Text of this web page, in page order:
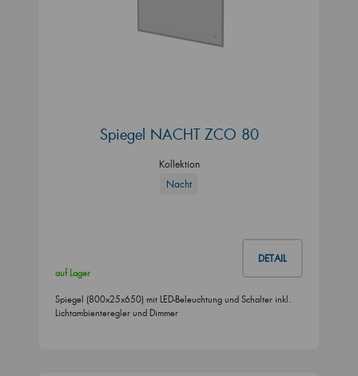
Spiegel NACHT ZCO 80
Kollektion
Nacht
DETAIL
auf Lager
Spiegel (800x25x650) mit LED-Beleuchtung und Schalter inkl.
Lichtambienteregler und Dimmer